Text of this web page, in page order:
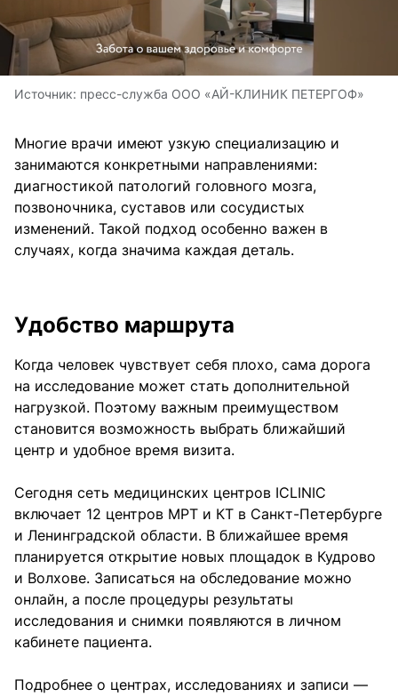
Источник: пресс-служба ООО «АЙ-КЛИНИК ПЕТЕРГОФ»
Многие врачи имеют узкую специализацию и
занимаются конкретными направлениями:
диагностикой патологий головного мозга,
позвоночника, суставов или сосудистых
изменений. Такой подход особенно важен в
случаях, когда значима каждая деталь.
Удобство маршрута
Когда человек чувствует себя плохо, сама дорога
на исследование может стать дополнительной
нагрузкой. Поэтому важным преимуществом
становится возможность выбрать ближайший
центр и удобное время визита.
Сегодня сеть медицинских центров ICLINIC
включает 12 центров МРТ и КТ в Санкт-Петербурге
и Ленинградской области. В ближайшее время
планируется открытие новых площадок в Кудрово
и Волхове. Записаться на обследование можно
онлайн, а после процедуры результаты
исследования и снимки появляются в личном
кабинете пациента.
Подробнее о центрах, исследованиях и записи —